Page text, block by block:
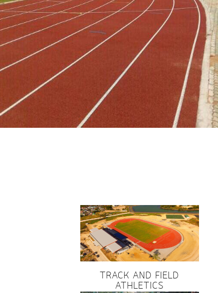
TRACK AND FIELD
ATHLETICS